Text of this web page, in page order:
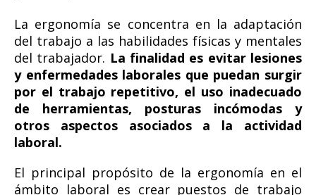
La ergonomía se concentra en la adaptación
del trabajo a las habilidades físicas y mentales
del trabajador. La finalidad es evitar lesiones
y enfermedades laborales que puedan surgir
por el trabajo repetitivo, el uso inadecuado
de herramientas, posturas incómodas y
otros aspectos asociados a la actividad
laboral.
El principal propósito de la ergonomía en el
ámbito laboral es crear puestos de trabajo